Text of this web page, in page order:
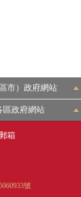
市）政府網站
區政府網站
箱
號